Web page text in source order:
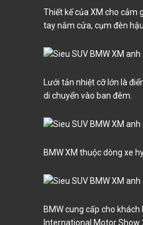
Thiết kế của XM cho cảm
tay nắm cửa, cụm đèn
Lưới tản nhiệt cỡ lớn là
di chuyển vào ban đêm.
BMW XM thuộc dòng xe
BMW cung cấp cho
International Motor Show